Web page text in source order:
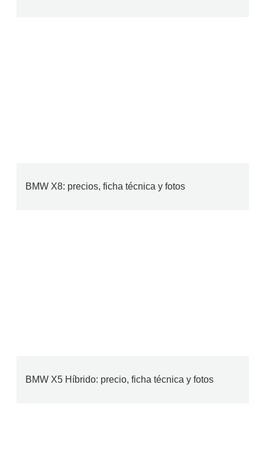
BMW X8: precios, ficha técnica y fotos
BMW X5 Híbrido: precio, ficha técnica y fotos